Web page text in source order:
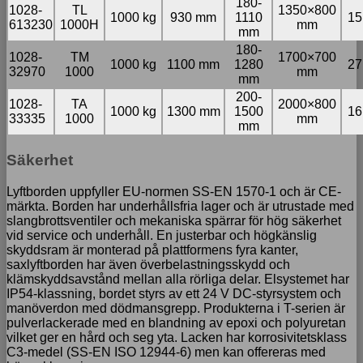
1028-
613230
TL
1000H
1000 kg 930 mm
180-
1110
mm
1350×800
mm
1028-
32970
TM
1000
1000 kg 1100 mm
180-
1280
mm
1700×700
mm
1028-
33335
TA
1000
1000 kg 1300 mm
200-
1500
mm
2000×800
mm
Säkerhet
Lyftborden uppfyller EU-normen SS-EN 1570-1 och är CE-
märkta. Borden har underhållsfria lager och är utrustade med
slangbrottsventiler och mekaniska spärrar för hög säkerhet
vid service och underhåll. En justerbar och högkänslig
skyddsram är monterad på plattformens fyra kanter,
saxlyftborden har även överbelastningsskydd och
klämskyddsavstånd mellan alla rörliga delar. Elsystemet har
IP54-klassning, bordet styrs av ett 24 V DC-styrsystem och
manöverdon med dödmansgrepp. Produkterna i T-serien är
pulverlackerade med en blandning av epoxi och polyuretan
vilket ger en hård och seg yta. Lacken har korrosivitetsklass
C3-medel (SS-EN ISO 12944-6) men kan offereras med